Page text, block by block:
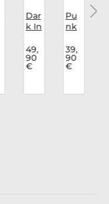
Dar
k In
e
Top
Edi
49,
90
€
Pu
nk
e
Top
Ves
alia
39,
90
€